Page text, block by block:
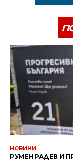
НОВИНИ
РУМЕН РАДЕВ И